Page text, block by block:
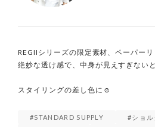
REGIIシリーズの限定素材、ペーパーリ
絶妙な透け感で、中身が見えすぎない
スタイリングの差し色に☺️
STANDARD SUPPLY
ショ